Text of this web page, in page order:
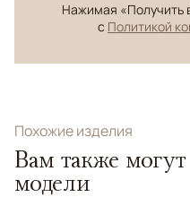
Нажимая «Получить
с Политикой
Похожие изделия
Вам также
модели